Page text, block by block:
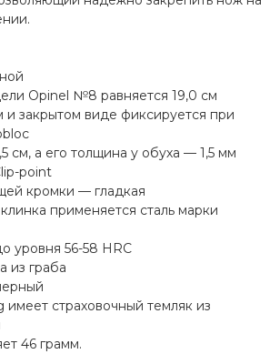
Opinel №8 равняется 19,0 см
и закрытом виде фиксируется при
см, а его толщина у обуха — 1,5 мм
point
кромки — гладкая
применяется сталь марки
уровня 56-58 HRC
из граба
страховочный темляк из
46 грамм.